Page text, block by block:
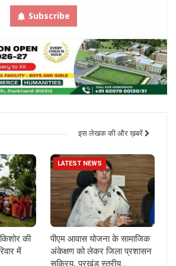
Subscribe
इस लेखक की और ख़बरें
की
में
LATEST NEWS
पीएम आवास योजना के सामाजिक
अंकेक्षण को लेकर जिला प्रशासन